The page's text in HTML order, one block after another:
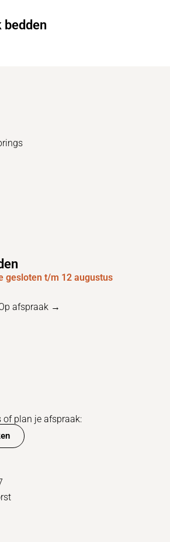
bedden
gesloten t/m 12 augustus
afspraak →
of plan je afspraak: